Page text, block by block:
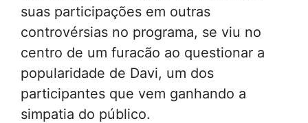
suas participações em outras
controvérsias no programa, se viu no
centro de um furacão ao questionar a
popularidade de Davi, um dos
participantes que vem ganhando a
simpatia do público.